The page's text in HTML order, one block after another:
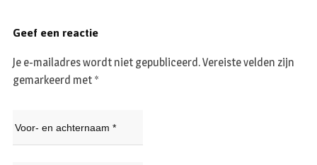
Geef een reactie
Je e-mailadres wordt niet gepubliceerd.Vereiste velden zijn
gemarkeerd met *